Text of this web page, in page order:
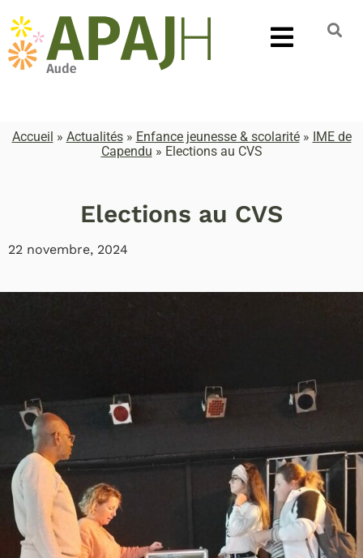
Accueil » Actualités» Enfance jeunesse & scolarité» IME de
Capendu » Elections au CVS
Elections au CVS
22 novembre, 2024